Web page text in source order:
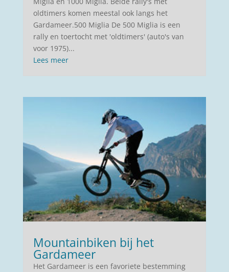
oldtimers komen meestal ook langs het
Gardameer.500 Miglia De 500 Miglia is een
rally en toertocht met 'oldtimers' (auto's van
voor 1975)...
Lees meer
Mountainbiken bij het
Gardameer
Het Gardameer is een favoriete bestemming